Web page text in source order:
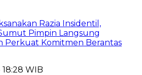
Razia Insidentil,
Pimpin Langsung
Perkuat Komitmen Berantas
WIB